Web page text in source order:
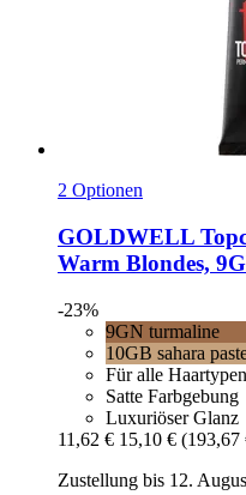
2 Optionen
GOLDWELL
Warm Blondes,
-23%
9GN turmaline
10GB sahara
Für alle Haartypen
Satte Farbgebung
Luxuriöser Glanz
11,62 € 15,10 € (193,67
Zustellung bis 12.